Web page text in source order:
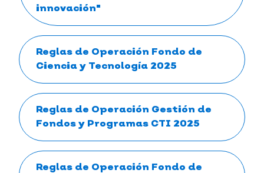
innovación"
Reglas de Operación Fondo de
Ciencia y Tecnología 2025
Reglas de Operación Gestión de
Fondos y Programas CTI 2025
Reglas de Operación Fondo de